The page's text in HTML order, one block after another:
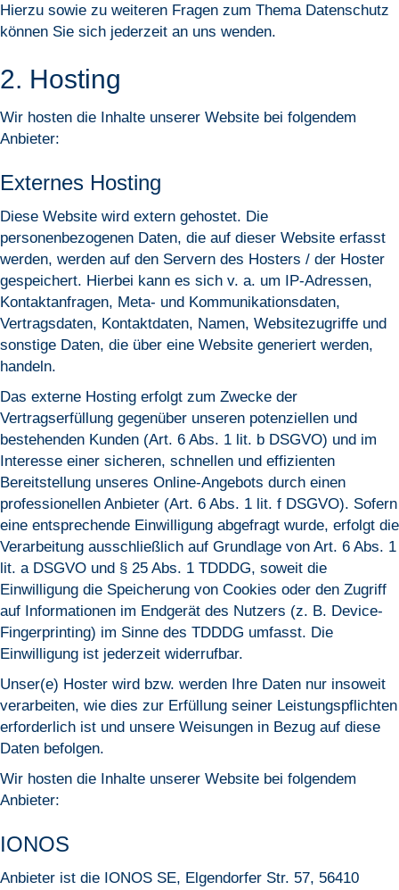
Hierzu sowie zu weiteren Fragen zum Thema Datenschutz
können Sie sich jederzeit an uns wenden.
2. Hosting
Wir hosten die Inhalte unserer Website bei folgendem
Anbieter:
Externes Hosting
Diese Website wird extern gehostet. Die
personenbezogenen Daten, die auf dieser Website erfasst
werden, werden auf den Servern des Hosters / der Hoster
gespeichert. Hierbei kann es sich v. a. um IP-Adressen,
Kontaktanfragen, Meta- und Kommunikationsdaten,
Vertragsdaten, Kontaktdaten, Namen, Websitezugriffe und
sonstige Daten, die über eine Website generiert werden,
handeln.
Das externe Hosting erfolgt zum Zwecke der
Vertragserfüllung gegenüber unseren potenziellen und
bestehenden Kunden (Art. 6 Abs. 1 lit. b DSGVO) und im
Interesse einer sicheren, schnellen und effizienten
Bereitstellung unseres Online-Angebots durch einen
professionellen Anbieter (Art. 6 Abs. 1 lit. f DSGVO). Sofern
eine entsprechende Einwilligung abgefragt wurde, erfolgt die
Verarbeitung ausschließlich auf Grundlage von Art. 6 Abs. 1
lit. a DSGVO und § 25 Abs. 1 TDDDG, soweit die
Einwilligung die Speicherung von Cookies oder den Zugriff
auf Informationen im Endgerät des Nutzers (z. B. Device-
Fingerprinting) im Sinne des TDDDG umfasst. Die
Einwilligung ist jederzeit widerrufbar.
Unser(e) Hoster wird bzw. werden Ihre Daten nur insoweit
verarbeiten, wie dies zur Erfüllung seiner Leistungspflichten
erforderlich ist und unsere Weisungen in Bezug auf diese
Daten befolgen.
Wir hosten die Inhalte unserer Website bei folgendem
Anbieter:
IONOS
Anbieter ist die IONOS SE, Elgendorfer Str. 57, 56410